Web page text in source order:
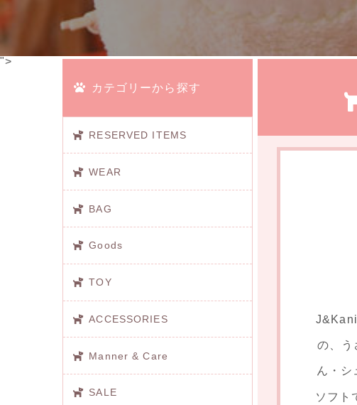
">
の、う
ん・
ソフト
カテゴリーから探す
RESERVED ITEMS
WEAR
BAG
Goods
TOY
ACCESSORIES
Manner & Care
SALE